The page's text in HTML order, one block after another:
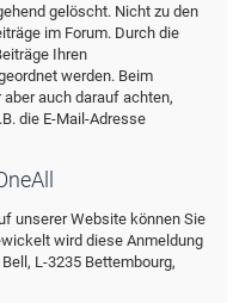
gelöscht. Nicht zu den
im Forum. Durch die
Ihren
werden. Beim
auch darauf achten,
die E-Mail-Adresse
unserer Website können Sie
wird diese Anmeldung
L-3235 Bettembourg,